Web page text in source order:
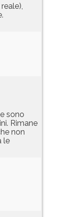
sono
Rimane
non
le